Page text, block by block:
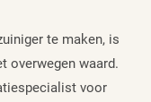
te maken, is
overwegen waard.
voor